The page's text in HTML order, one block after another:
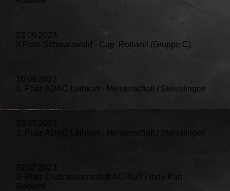
23.09.2023
3.Platz Schwarzwald - Cup Rottweil (Gruppe C)
10.09.2023
1. Platz ADAC Leihkart - Meisterschaft / Steisslingen
1. Platz ADAC Leihkart - Meisterschaft / Steisslingen
3. Platz Clubmeisterschaft AC-TUT / Indy-Kart
Rottweil